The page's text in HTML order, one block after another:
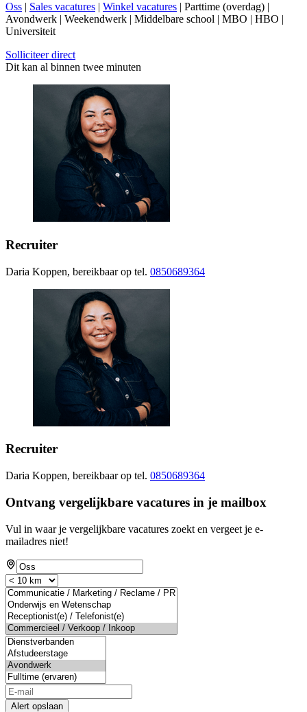
Oss | Sales vacatures | Winkel vacatures | Parttime (overdag) |
Avondwerk | Weekendwerk | Middelbare school | MBO | HBO |
Universiteit
Solliciteer direct
Dit kan al binnen twee minuten
Recruiter
Daria Koppen, bereikbaar op tel. 0850689364
Recruiter
Daria Koppen, bereikbaar op tel. 0850689364
Ontvang vergelijkbare vacatures in je mailbox
Vul in waar je vergelijkbare vacatures zoekt en vergeet je e-
mailadres niet!
Alert opslaan